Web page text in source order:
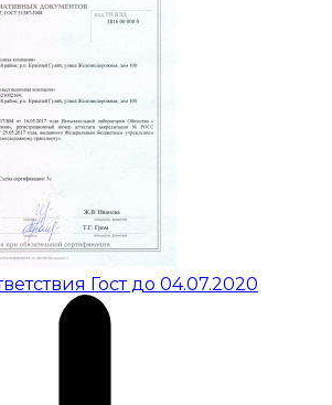
Гост до 04.07.2020